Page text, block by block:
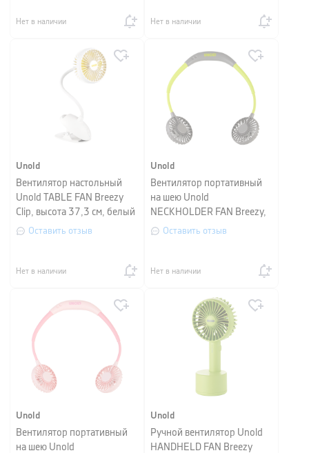
Нет в наличии Нет в наличии
Unold
Вентилятор настольный
Unold TABLE FAN Breezy
Clip, высота 37,3 см, белый
с желтым
Оставить отзыв
Нет в наличии
Unold
Вентилятор портативный
на шею Unold
NECKHOLDER FAN Breezy,
высота 29 см, зеленый с
Оставить отзыв
Нет в наличии
Unold
Вентилятор портативный
на шею Unold
Unold
Ручной вентилятор Unold
HANDHELD FAN Breezy